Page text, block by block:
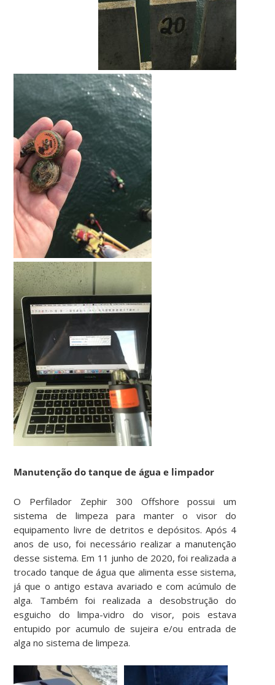
Manutenção do tanque de água e limpador
O Perfilador Zephir 300 Offshore possui um
sistema de limpeza para manter o visor do
equipamento livre de detritos e depósitos. Após 4
anos de uso, foi necessário realizar a manutenção
desse sistema. Em 11 junho de 2020, foi realizada a
trocado tanque de água que alimenta esse sistema,
já que o antigo estava avariado e com acúmulo de
alga. Também foi realizada a desobstrução do
esguicho do limpa-vidro do visor, pois estava
entupido por acumulo de sujeira e/ou entrada de
alga no sistema de limpeza.